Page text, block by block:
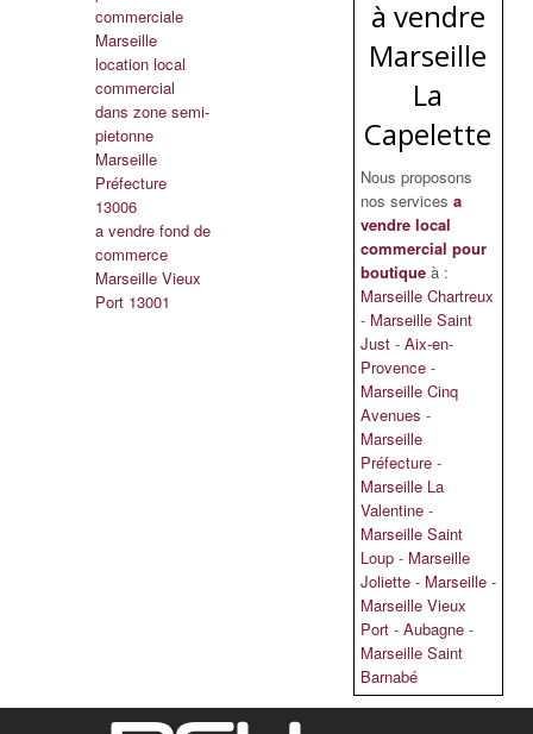
commerciale
Marseille
location local
commercial
dans zone semi-
pietonne
Marseille
Préfecture
13006
a vendre fond de
commerce
Marseille Vieux
Port 13001
à vendre
Marseille
La
Capelette
Nous proposons
nos services a
vendre local
commercial pour
boutiqueà :
Marseille Chartreux
- Marseille Saint
Just - Aix-en-
Provence -
Marseille Cinq
Avenues -
Marseille
Préfecture -
Marseille La
Valentine -
Marseille Saint
Loup - Marseille
Joliette - Marseille -
Marseille Vieux
Port - Aubagne -
Marseille Saint
Barnabé